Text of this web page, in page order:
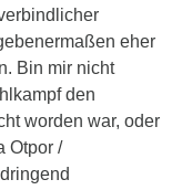
eher
Bin mir nicht
den
worden war, oder
Otpor /